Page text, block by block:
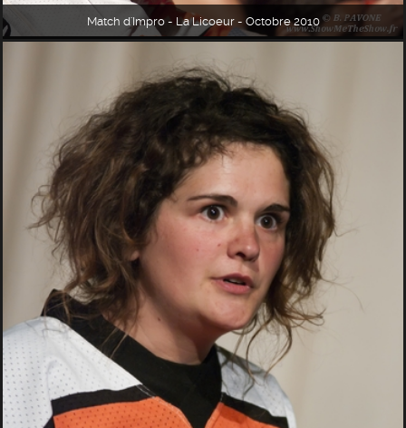
Match d'Impro - La Licoeur - Octobre 2010